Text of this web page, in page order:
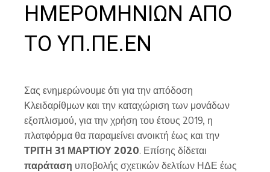
ΗΜΕΡΟΜΗΝΙΩΝ ΑΠΟ
ΤΟ ΥΠ.ΠΕ.ΕΝ
Σας ενημερώνουμε ότι για την απόδοση
Κλειδαρίθμων και την καταχώριση των μονάδων
εξοπλισμού, για την χρήση του έτους 2019, η
πλατφόρμα θα παραμείνει ανοικτή έως και την
ΤΡΙΤΗ 31 ΜΑΡΤΙΟΥ 2020. Επίσης δίδεται
παράταση υποβολής σχετικών δελτίων ΗΔΕ έως